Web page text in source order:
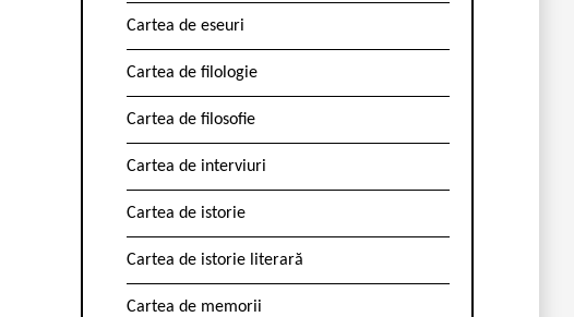
Cartea de eseuri
Cartea de filologie
Cartea de filosofie
Cartea de interviuri
Cartea de istorie
Cartea de istorie literară
Cartea de memorii